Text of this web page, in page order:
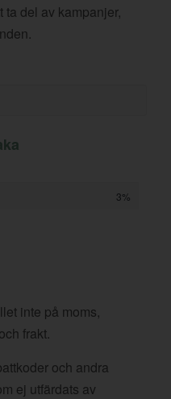
ta del av kampanjer,
3%
inte på moms,
frakt.
och andra
ej utfärdats av